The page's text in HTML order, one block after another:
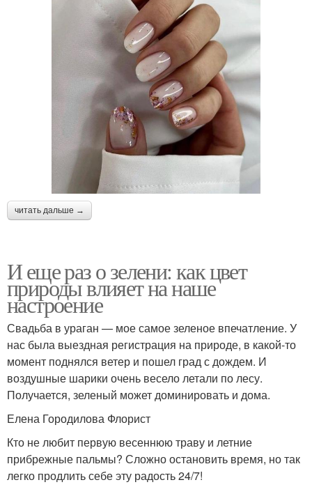
читать дальше →
И еще раз о зелени: как цвет
природы влияет на наше
настроение
Свадьба в ураган — мое самое зеленое впечатление. У
нас была выездная регистрация на природе, в какой-то
момент поднялся ветер и пошел град с дождем. И
воздушные шарики очень весело летали по лесу.
Получается, зеленый может доминировать и дома.
Елена Городилова Флорист
Кто не любит первую весеннюю траву и летние
прибрежные пальмы? Сложно остановить время, но так
легко продлить себе эту радость 24/7!